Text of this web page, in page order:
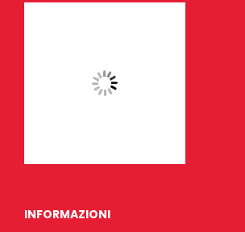
INFORMAZIONI